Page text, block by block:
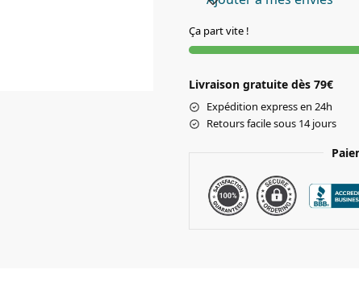
Ça part vite !
Livraison gratuite dès 79€
Expédition express en 24h
Retours facile sous 14 jours